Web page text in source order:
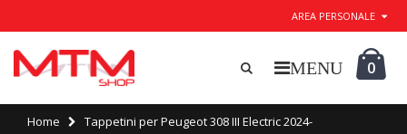
AREA PERSONALE
0
Home Tappetini per Peugeot 308 III Electric 2024-